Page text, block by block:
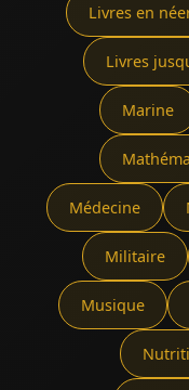
Livres en
Livres
Marine
Médecine
Militaire
Musique